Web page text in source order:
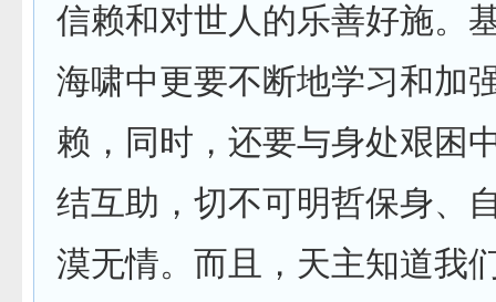
信赖和对世人的乐善好施。
海啸中更要不断地学习和加
赖，同时，还要与身处艰困
结互助，切不可明哲保身、
漠无情。而且，天主知道我